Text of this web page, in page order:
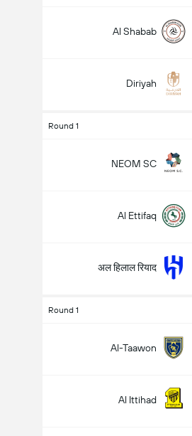
Al Shabab
Diriyah
Round 1
NEOM SC
Al Ettifaq
अल हिलाल रियाद
Round 1
Al-Taawon
Al Ittihad